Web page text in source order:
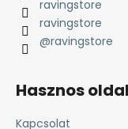
ravingstore
ravingstore
@ravingstore
Hasznos
Kapcsolat